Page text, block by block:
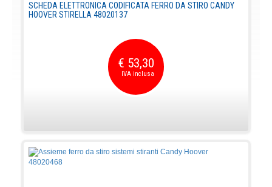
SCHEDA ELETTRONICA CODIFICATA FERRO DA STIRO CANDY
HOOVER STIRELLA 48020137
€ 53,30